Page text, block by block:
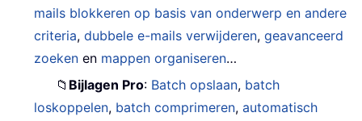
mails blokkeren op basis van onderwerp en andere
criteria,dubbele e-mails verwijderen,geavanceerd
zoeken en mappen organiseren…
📁 Bijlagen Pro: Batch opslaan, batch
loskoppelen, batch comprimeren,automatisch